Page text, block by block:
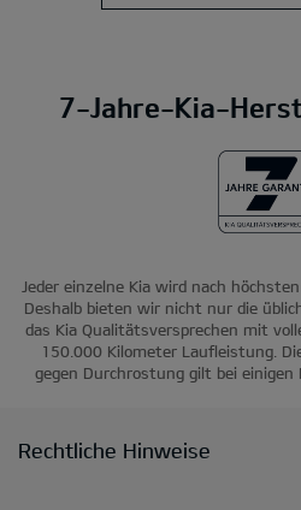
7-Jahre-Kia-
Jeder einzelne Kia wird nach
Deshalb bieten wir nicht nur die
das Kia Qualitätsversprechen mit
150.000 Kilometer Laufleistung.
gegen Durchrostung gilt bei einigen
Rechtliche Hinweise